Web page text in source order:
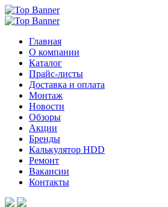
Главная
О компании
Каталог
Прайс-листы
Доставка и оплата
Монтаж
Новости
Обзоры
Акции
Бренды
Калькулятор HDD
Ремонт
Вакансии
Контакты